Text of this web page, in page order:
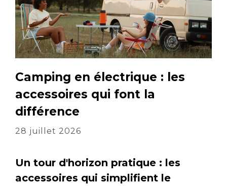
Camping en électrique : les
accessoires qui font la
différence
28 juillet 2026
Un tour d'horizon pratique : les
accessoires qui simplifient le